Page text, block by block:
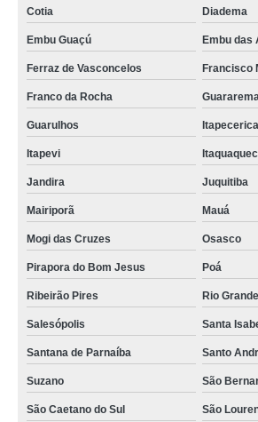
Cotia Diadema
Embu Guaçú Embu das
Ferraz de Vasconcelos Francisco
Franco da Rocha
Guarulhos
Itapevi
Jandira Juquitiba
Mairiporã Mauá
Mogi das Cruzes Osasco
Pirapora do Bom Jesus Poá
Ribeirão Pires Rio
Salesópolis Santa
Santana de Parnaíba Santo
Suzano São
São Caetano do Sul São